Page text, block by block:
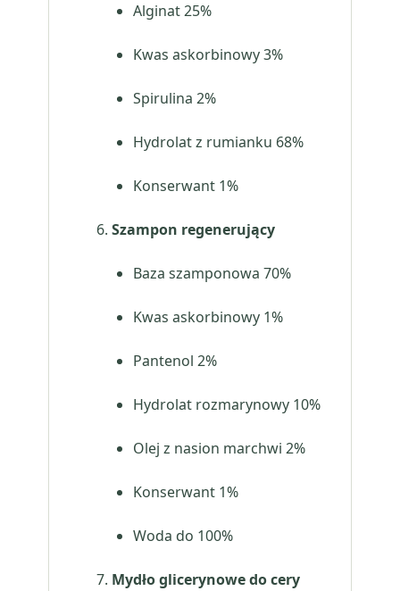
Alginat 25%
Kwas askorbinowy 3%
Spirulina 2%
Hydrolat z rumianku 68%
Konserwant 1%
Szampon regenerujący
Baza szamponowa 70%
Kwas askorbinowy 1%
Pantenol 2%
Hydrolat rozmarynowy 10%
Olej z nasion marchwi 2%
Konserwant 1%
Woda do 100%
Mydło glicerynowe do cery